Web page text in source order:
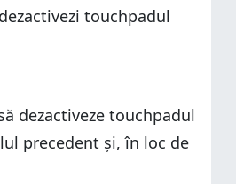
touchpadul
dezactiveze touchpadul
precedent și, în loc de